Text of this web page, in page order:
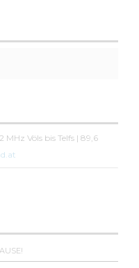
Völs bis Telfs | 89,6